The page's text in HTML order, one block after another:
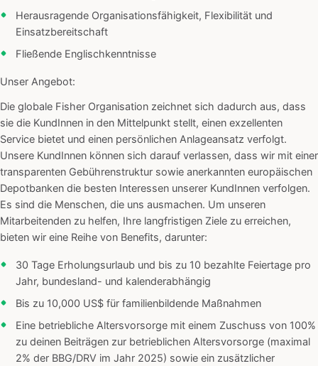
Herausragende Organisationsfähigkeit, Flexibilität und
Einsatzbereitschaft
Fließende Englischkenntnisse
Unser Angebot:
Die globale Fisher Organisation zeichnet sich dadurch aus, dass
sie die KundInnen in den Mittelpunkt stellt, einen exzellenten
Service bietet und einen persönlichen Anlageansatz verfolgt.
Unsere KundInnen können sich darauf verlassen, dass wir mit einer
transparenten Gebührenstruktur sowie anerkannten europäischen
Depotbanken die besten Interessen unserer KundInnen verfolgen.
Es sind die Menschen, die uns ausmachen. Um unseren
Mitarbeitenden zu helfen, Ihre langfristigen Ziele zu erreichen,
bieten wir eine Reihe von Benefits, darunter:
30 Tage Erholungsurlaub und bis zu 10 bezahlte Feiertage pro
Jahr, bundesland- und kalenderabhängig
Bis zu 10,000 US$ für familienbildende Maßnahmen
Eine betriebliche Altersvorsorge mit einem Zuschuss von 100%
zu deinen Beiträgen zur betrieblichen Altersvorsorge (maximal
2% der BBG/DRV im Jahr 2025) sowie ein zusätzlicher